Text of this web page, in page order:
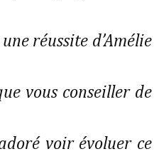
réussite d’Amélie
vous conseiller de
voir évoluer ce